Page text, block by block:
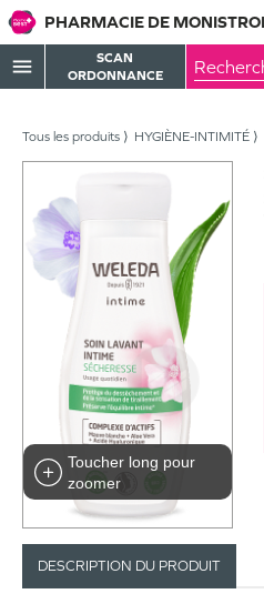
PHARMACIE DE
menu
SCAN
ORDONNANCE
Tous les produits HYGIÈNE-INTIMITÉ
Toucher long pour
zoomer
DESCRIPTION DU PRODUIT